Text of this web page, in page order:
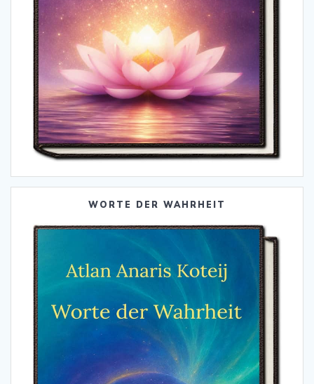
WORTE DER WAHRHEIT